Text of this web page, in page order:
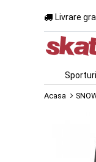
Livrare
Sporturi
Acasa